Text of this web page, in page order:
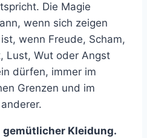
Die Magie
wenn sich zeigen
wenn Freude, Scham,
Lust, Wut oder Angst
dürfen, immer im
Grenzen und im
Kleidung.